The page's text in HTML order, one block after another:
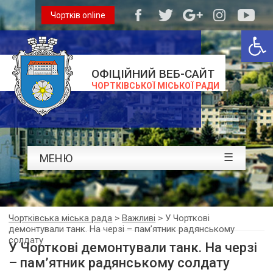
ОФІЦІЙНИЙ ВЕБ-САЙТ
ЧОРТКІВСЬКОЇ МІСЬКОЇ РАДИ
Чортків online
МЕНЮ ☰
Чортківська міська рада >Важливі > У Чорткові
демонтували танк. На черзі – пам’ятник радянському
солдату
У Чорткові демонтували танк. На черзі
– пам’ятник радянському солдату